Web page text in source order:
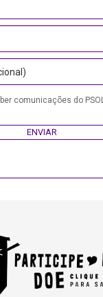
comunicações do PSOL.
ENVIAR